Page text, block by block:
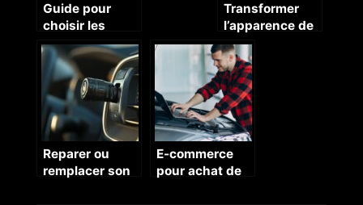
Guide pour
choisir les
stickers
parfaits pour sa
moto
Transformer
l’apparence de
sa moto grace a
un kit deco
Reparer ou
remplacer son
E-commerce
pour achat de